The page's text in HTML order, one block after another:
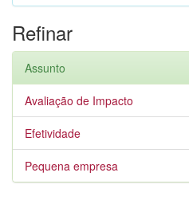
Refinar
Assunto
Avaliação de Impacto
Efetividade
Pequena empresa